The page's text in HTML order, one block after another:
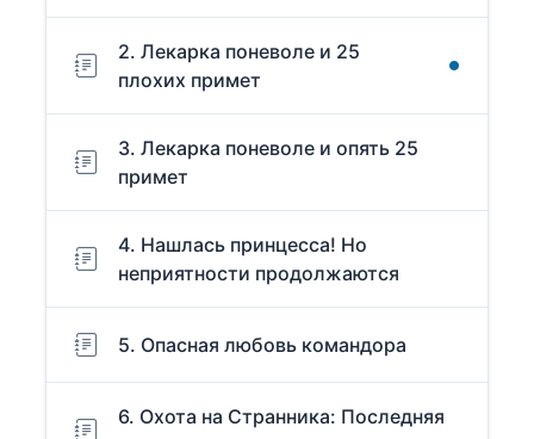
2. Лекарка поневоле и 25
плохих примет
3. Лекарка поневоле и опять 25
примет
4. Нашлась принцесса! Но
неприятности продолжаются
5. Опасная любовь командора
6. Охота на Странника: Последняя